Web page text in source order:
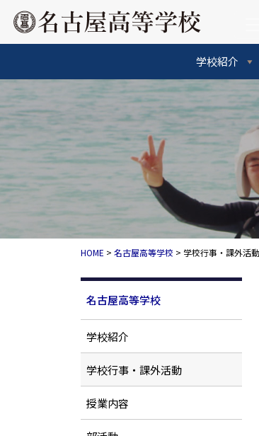
コンテンツへスキップ
メインナビゲーション
学校紹介
HOME > 名古屋高等学校 > 学校行事・課外活動
名古屋高等学校
学校紹介
学校行事・課外活動
授業内容